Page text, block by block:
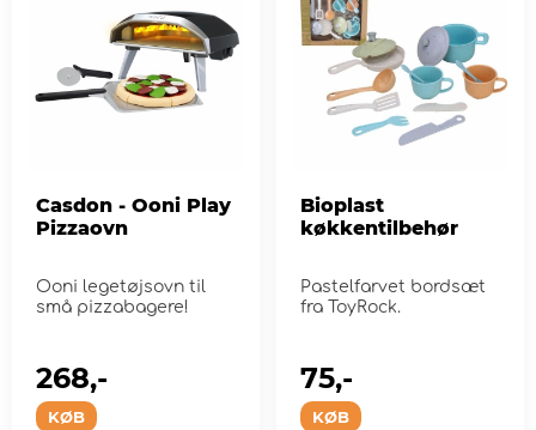
Casdon - Ooni Play
Pizzaovn
Ooni legetøjsovn til
små pizzabagere!
KØB
268,-
Bioplast
køkkentilbehør
Pastelfarvet bordsæt
fra ToyRock.
KØB
75,-